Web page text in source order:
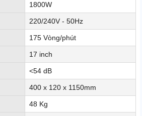
1800W
220/240V - 50Hz
175 Vòng/phút
17 inch
<54 dB
400 x 120 x 1150mm
48 Kg